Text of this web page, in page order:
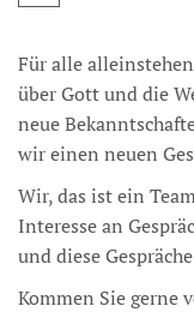
Für alle
über Gott und die
neue
wir einen neuen
Wir, das ist ein
Interesse an
und diese
Kommen Sie gerne